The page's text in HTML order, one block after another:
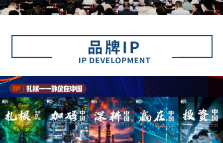
新华电视中文 新华电视英文 返回PC